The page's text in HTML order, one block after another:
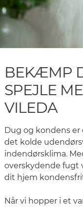
BEKÆMP
SPEJLE
VILEDA
Dug og kondens
det kolde
indendørsklima.
overskydende fugt
dit hjem
Når vi hopper i et